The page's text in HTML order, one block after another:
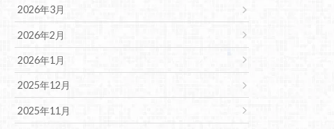
2026年3月
2026年2月
2026年1月
2025年12月
2025年11月